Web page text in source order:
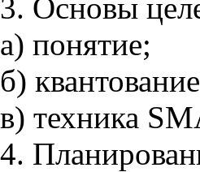
3. Основы
а) понятие;
б)
в) техника
4.